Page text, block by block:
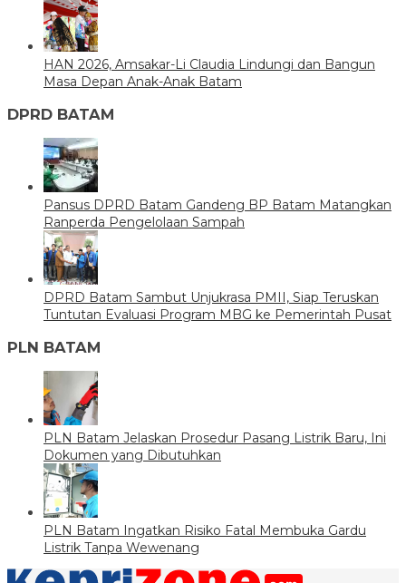
HAN 2026, Amsakar-Li Claudia Lindungi dan Bangun
Masa Depan Anak-Anak Batam
DPRD BATAM
Pansus DPRD Batam Gandeng BP Batam Matangkan
Ranperda Pengelolaan Sampah
DPRD Batam Sambut Unjukrasa PMII, Siap Teruskan
Tuntutan Evaluasi Program MBG ke Pemerintah Pusat
PLN BATAM
PLN Batam Jelaskan Prosedur Pasang Listrik Baru, Ini
Dokumen yang Dibutuhkan
PLN Batam Ingatkan Risiko Fatal Membuka Gardu
Listrik Tanpa Wewenang